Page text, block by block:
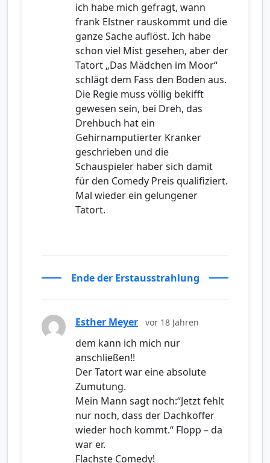
ich habe mich gefragt, wann
frank Elstner rauskommt und die
ganze Sache auflöst. Ich habe
schon viel Mist gesehen, aber der
Tatort „Das Mädchen im Moor“
schlägt dem Fass den Boden aus.
Die Regie muss völlig bekifft
gewesen sein, bei Dreh, das
Drehbuch hat ein
Gehirnamputierter Kranker
geschrieben und die
Schauspieler haber sich damit
für den Comedy Preis qualifiziert.
Mal wieder ein gelungener
Tatort.
Ende der Erstausstrahlung
Esther Meyer vor 18 Jahren
dem kann ich mich nur
anschließen!!
Der Tatort war eine absolute
Zumutung.
Mein Mann sagt noch:“Jetzt fehlt
nur noch, dass der Dachkoffer
wieder hoch kommt.“ Flopp – da
war er.
Flachste Comedy!